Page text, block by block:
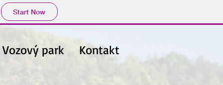
Start Now
Vozový park Kontakt